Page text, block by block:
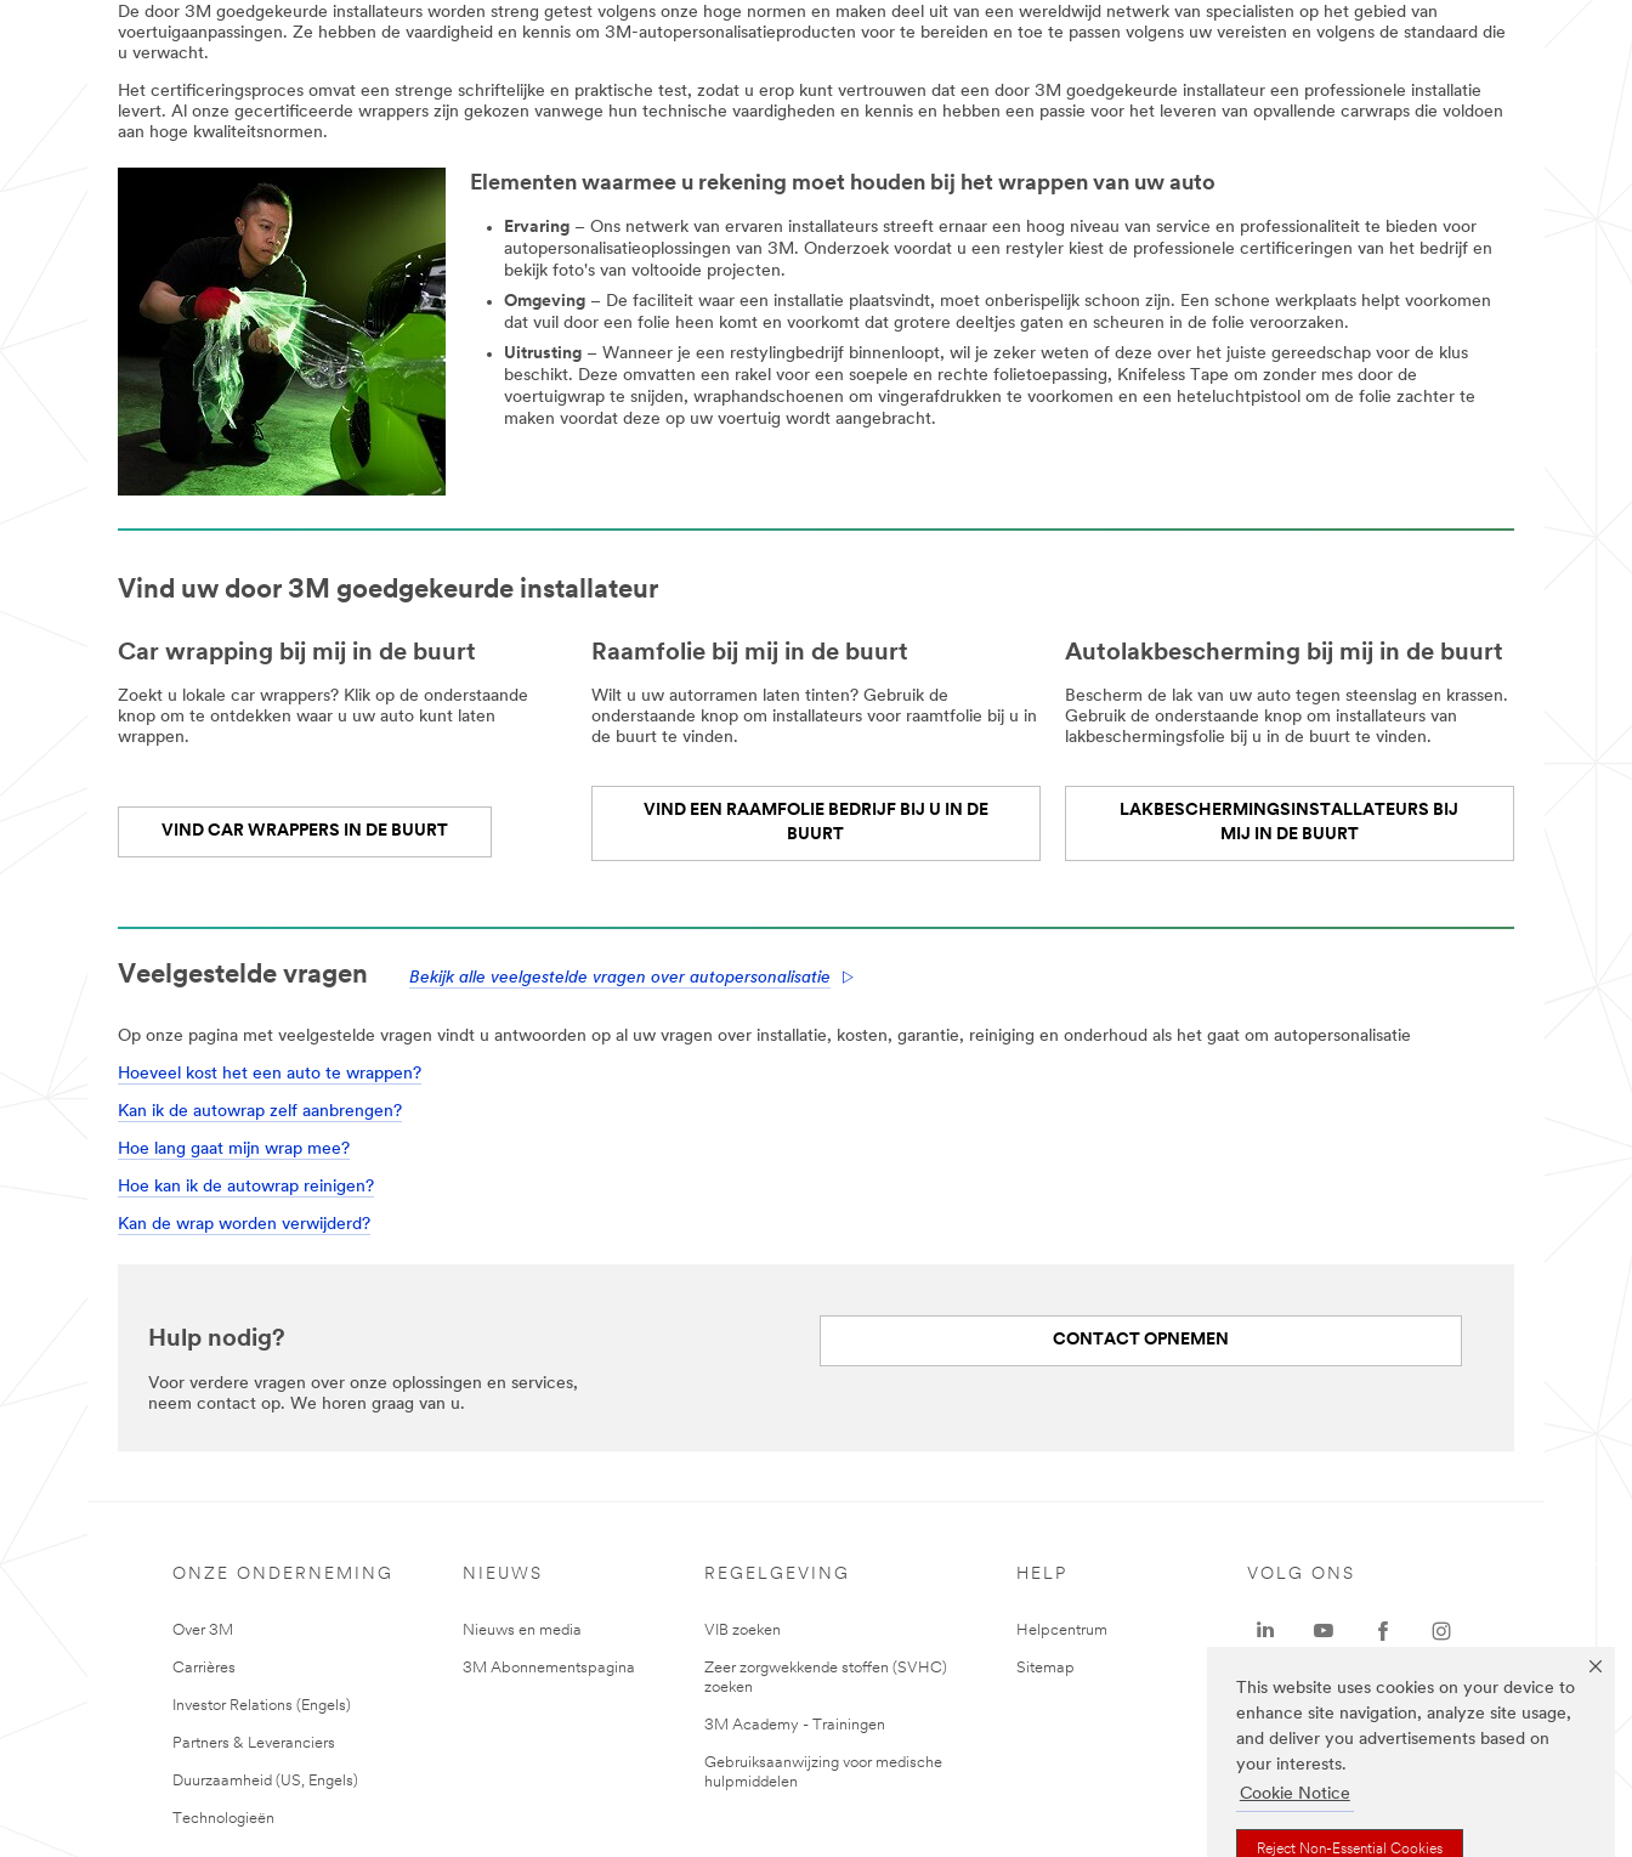
This website uses cookies on your device to
enhance site navigation, analyze site usage,
and deliver you advertisements based on
your interests.
Cookie Notice
Reject Non-Essential Cookies
De door 3M goedgekeurde installateurs worden streng getest volgens onze hoge normen en maken deel uit van een wereldwijd netwerk van specialisten op het gebied van
voertuigaanpassingen. Ze hebben de vaardigheid en kennis om 3M-autopersonalisatieproducten voor te bereiden en toe te passen volgens uw vereisten en volgens de standaard die
u verwacht.
Het certificeringsproces omvat een strenge schriftelijke en praktische test, zodat u erop kunt vertrouwen dat een door 3M goedgekeurde installateur een professionele installatie
levert. Al onze gecertificeerde wrappers zijn gekozen vanwege hun technische vaardigheden en kennis en hebben een passie voor het leveren van opvallende carwraps die voldoen
aan hoge kwaliteitsnormen.
Elementen waarmee u rekening moet houden bij het wrappen van uw auto
Ervaring – Ons netwerk van ervaren installateurs streeft ernaar een hoog niveau van service en professionaliteit te bieden voor
autopersonalisatieoplossingen van 3M. Onderzoek voordat u een restyler kiest de professionele certificeringen van het bedrijf en
bekijk foto's van voltooide projecten.
Omgeving – De faciliteit waar een installatie plaatsvindt, moet onberispelijk schoon zijn. Een schone werkplaats helpt voorkomen
dat vuil door een folie heen komt en voorkomt dat grotere deeltjes gaten en scheuren in de folie veroorzaken.
Uitrusting – Wanneer je een restylingbedrijf binnenloopt, wil je zeker weten of deze over het juiste gereedschap voor de klus
beschikt. Deze omvatten een rakel voor een soepele en rechte folietoepassing, Knifeless Tape om zonder mes door de
voertuigwrap te snijden, wraphandschoenen om vingerafdrukken te voorkomen en een heteluchtpistool om de folie zachter te
maken voordat deze op uw voertuig wordt aangebracht.
Vind uw door 3M goedgekeurde installateur
Car wrapping bij mij in de buurt
Zoekt u lokale car wrappers? Klik op de onderstaande
knop om te ontdekken waar u uw auto kunt laten
wrappen.
VIND CAR WRAPPERS IN DE BUURT
Raamfolie bij mij in de buurt
Wilt u uw autorramen laten tinten? Gebruik de
onderstaande knop om installateurs voor raamtfolie bij u in
de buurt te vinden.
VIND EEN RAAMFOLIE BEDRIJF BIJ U IN DE
BUURT
Autolakbescherming bij mij in de buurt
Bescherm de lak van uw auto tegen steenslag en krassen.
Gebruik de onderstaande knop om installateurs van
lakbeschermingsfolie bij u in de buurt te vinden.
LAKBESCHERMINGSINSTALLATEURS BIJ
MIJ IN DE BUURT
Veelgestelde vragen Bekijk alle veelgestelde vragen over autopersonalisatie
Op onze pagina met veelgestelde vragen vindt u antwoorden op al uw vragen over installatie, kosten, garantie, reiniging en onderhoud als het gaat om autopersonalisatie
Hoeveel kost het een auto te wrappen?
Kan ik de autowrap zelf aanbrengen?
Hoe lang gaat mijn wrap mee?
Hoe kan ik de autowrap reinigen?
Kan de wrap worden verwijderd?
Hulp nodig?
Voor verdere vragen over onze oplossingen en services,
neem contact op. We horen graag van u.
CONTACT OPNEMEN
ONZE ONDERNEMING
Over 3M
Carrières
Investor Relations (Engels)
Partners & Leveranciers
Duurzaamheid (US, Engels)
Technologieën
NIEUWS
Nieuws en media
3M Abonnementspagina
REGELGEVING
VIB zoeken
Zeer zorgwekkende stoffen (SVHC)
zoeken
3M Academy - Trainingen
Gebruiksaanwijzing voor medische
hulpmiddelen
HELP
Helpcentrum
Sitemap
VOLG ONS